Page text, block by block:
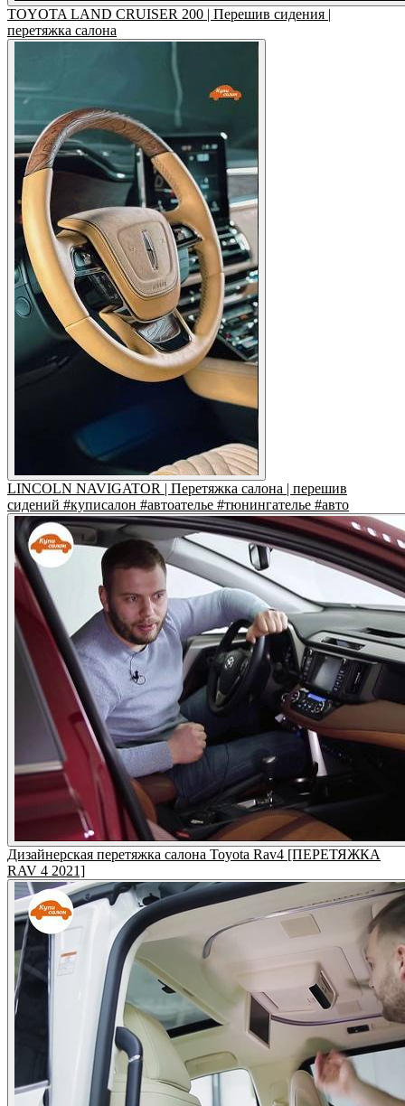
TOYOTA LAND CRUISER 200 | Перешив сидения |
перетяжка салона
LINCOLN NAVIGATOR | Перетяжка салона | перешив
сидений #куписалон #автоателье #тюнингателье #авто
Дизайнерская перетяжка салона Toyota Rav4 [ПЕРЕТЯЖКА
RAV 4 2021]